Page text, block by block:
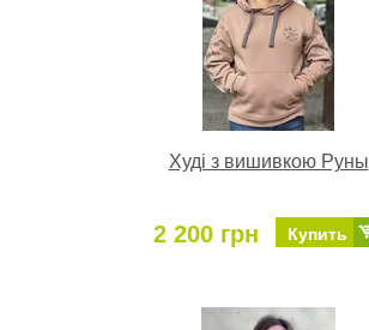
Худі з вишивкою Руны
2 200 грн Купить